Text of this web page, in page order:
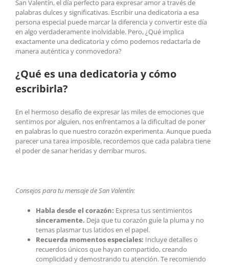
San Valentín, el día perfecto para expresar amor a través de
palabras dulces y significativas. Escribir una dedicatoria a esa
persona especial puede marcar la diferencia y convertir este día
en algo verdaderamente inolvidable. Pero, ¿Qué implica
exactamente una dedicatoria y cómo podemos redactarla de
manera auténtica y conmovedora?
¿Qué es una dedicatoria y cómo
escribirla?
En el hermoso desafío de expresar las miles de emociones que
sentimos por alguien, nos enfrentamos a la dificultad de poner
en palabras lo que nuestro corazón experimenta. Aunque pueda
parecer una tarea imposible, recordemos que cada palabra tiene
el poder de sanar heridas y derribar muros.
Consejos para tu mensaje de San Valentín:
Habla desde el corazón: Expresa tus sentimientos
sinceramente. Deja que tu corazón guíe la pluma y no
temas plasmar tus latidos en el papel.
Recuerda momentos especiales: Incluye detalles o
recuerdos únicos que hayan compartido, creando
complicidad y demostrando tu atención. Te recomiendo